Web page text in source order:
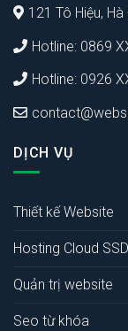
121 Tô Hiệu,
Hotline: 0869
Hotline: 0926
DỊCH VỤ
Thiết kế Website
Hosting Cloud SSD
Quản trị website
Seo từ khóa